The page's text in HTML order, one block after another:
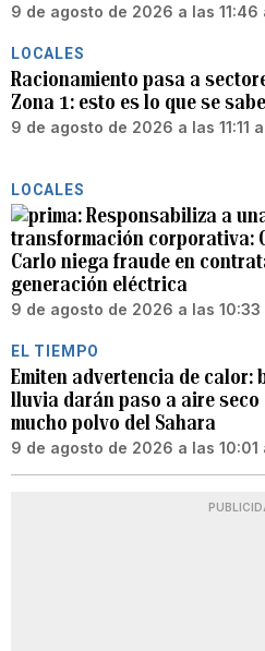
9 de agosto de 2026 a las 11:46
LOCALES
Racionamiento pasa a
Zona 1: esto es lo que se sabe
9 de agosto de 2026 a las 11:11
LOCALES
Responsabiliza a
transformación corporativa:
Carlo niega fraude en
generación eléctrica
9 de agosto de 2026 a las 10:33
EL TIEMPO
Emiten advertencia de calor:
lluvia darán paso a aire seco
mucho polvo del Sahara
9 de agosto de 2026 a las 10:01